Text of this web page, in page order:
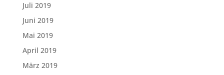
Juli 2019
Juni 2019
Mai 2019
April 2019
März 2019